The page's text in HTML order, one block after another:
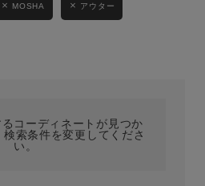
LADIES KIDS
MOSHA アウター
コーディネートが見つか
検索条件を変更してくださ
い。